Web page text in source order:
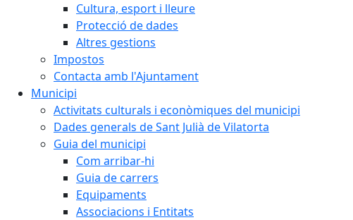
Cultura, esport i lleure
Protecció de dades
Altres gestions
Impostos
Contacta amb l'Ajuntament
Municipi
Activitats culturals i econòmiques del municipi
Dades generals de Sant Julià de Vilatorta
Guia del municipi
Com arribar-hi
Guia de carrers
Equipaments
Associacions i Entitats